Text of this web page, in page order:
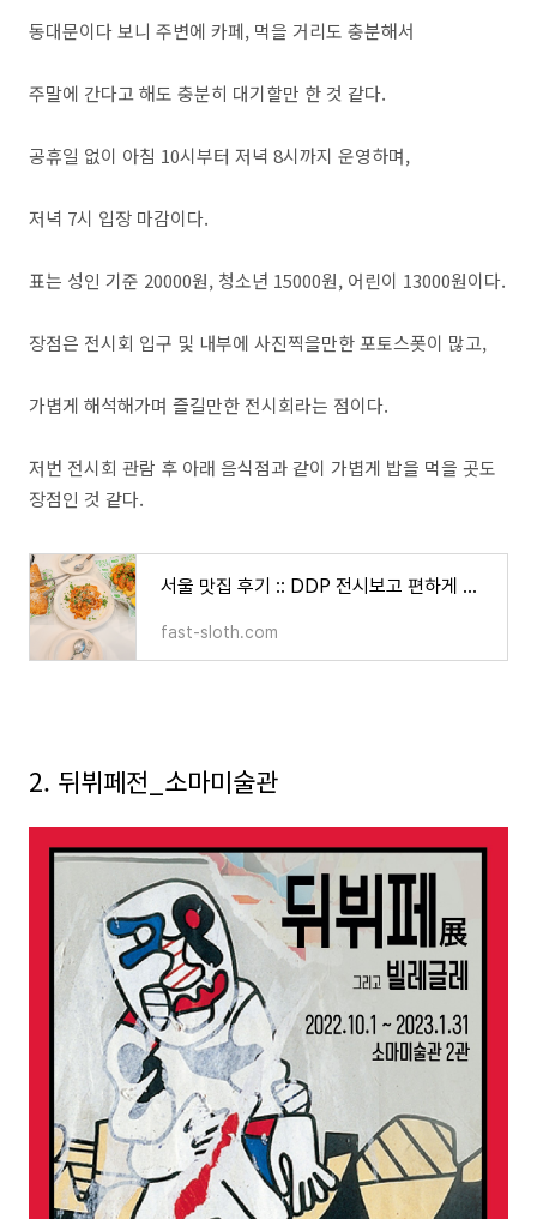
동대문이다 보니 주변에 카페, 먹을 거리도 충분해서
주말에 간다고 해도 충분히 대기할만 한 것 같다.
공휴일 없이 아침 10시부터 저녁 8시까지 운영하며,
저녁 7시 입장 마감이다.
표는 성인 기준 20000원, 청소년 15000원, 어린이 13000원이다.
장점은 전시회 입구 및 내부에 사진찍을만한 포토스폿이 많고,
가볍게 해석해가며 즐길만한 전시회라는 점이다.
저번 전시회 관람 후 아래 음식점과 같이 가볍게 밥을 먹을 곳도
장점인 것 같다.
서울 맛집 후기 :: DDP 전시보고 편하게 먹기 좋은 피클피클 익스프레스
fast-sloth.com
2. 뒤뷔페전_소마미술관